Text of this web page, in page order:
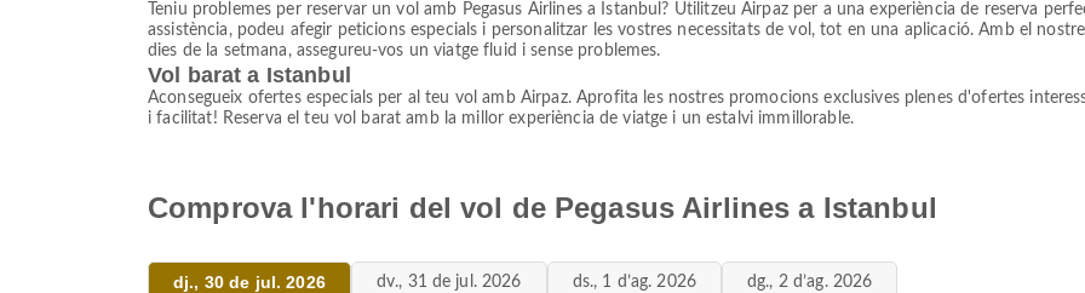
Teniu problemes per reservar un vol amb Pegasus Airlines a Istanbul? Utilitzeu Airpaz per a una experiència de reserva
assistència, podeu afegir peticions especials i personalitzar les vostres necessitats de vol, tot en una aplicació. Amb el
dies de la setmana, assegureu-vos un viatge fluid i sense problemes.
Vol barat a Istanbul
Aconsegueix ofertes especials per al teu vol amb Airpaz. Aprofita les nostres promocions exclusives plenes d'ofertes
i facilitat! Reserva el teu vol barat amb la millor experiència de viatge i un estalvi immillorable.
Comprova l'horari del vol de Pegasus Airlines a Istanbul
dj., 30 de jul. 2026 dv., 31 de jul. 2026 ds., 1 d’ag. 2026 dg., 2 d’ag. 2026